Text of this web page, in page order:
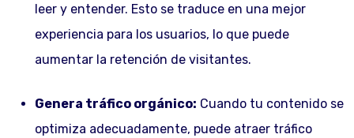
leer y entender. Esto se traduce en una mejor
experiencia para los usuarios, lo que puede
aumentar la retención de visitantes.
Genera tráfico orgánico: Cuando tu contenido se
optimiza adecuadamente, puede atraer tráfico